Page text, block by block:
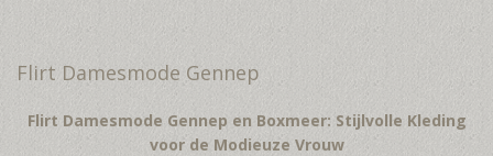
Flirt Damesmode Gennep
Flirt Damesmode Gennep en Boxmeer: Stijlvolle Kleding
voor de Modieuze Vrouw